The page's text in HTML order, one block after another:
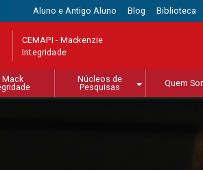
Aluno e Antigo Aluno Blog Biblioteca
CEMAPI - Mackenzie
Integridade
Mack
Núcleos de
Pesquisas
Quem